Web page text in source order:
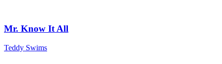
Mr. Know It All
Teddy Swims